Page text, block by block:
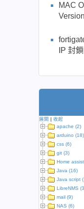
MAC
Version
IP 封
展開 | 收起
apache (2)
arduino (18)
css (6)
git (3)
Home
Java (16)
Java script
LibreNMS
mail (9)
NAS (6)